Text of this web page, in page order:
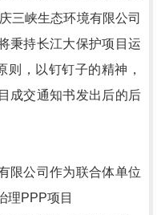
三峡生态环境有限公司
秉持长江大保护项目运
则，以钉钉子的精神，
成交通知书发出后的后
公司作为联合体单位
理PPP项目